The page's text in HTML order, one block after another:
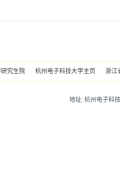
究生院 杭州电子科技大学主页 浙江
地址: 杭州电子科